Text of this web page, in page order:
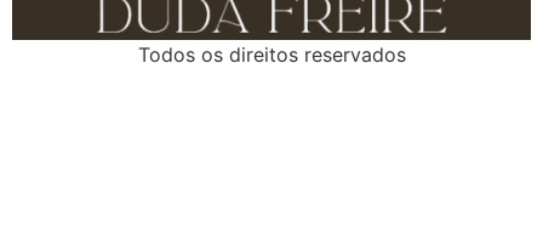
Todos os direitos reservados